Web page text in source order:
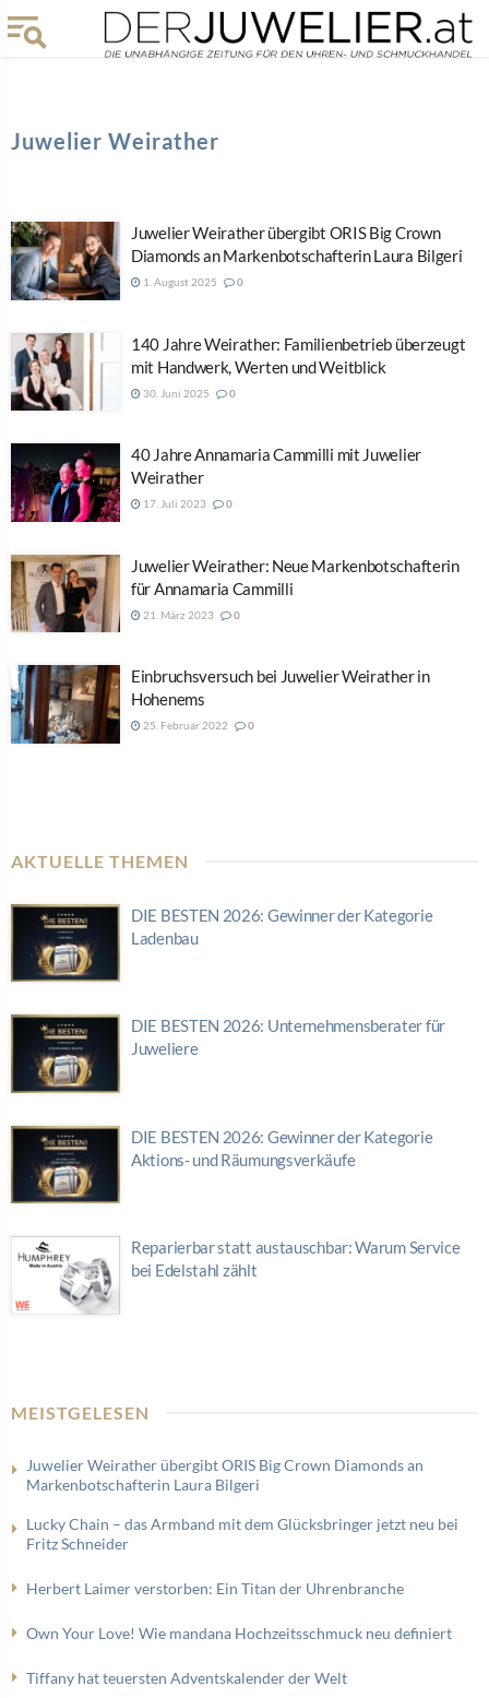
Juwelier Weirather
Juwelier Weirather übergibt ORIS Big Crown
Diamonds an Markenbotschafterin Laura Bilgeri
1. August 2025 0
140 Jahre Weirather: Familienbetrieb überzeugt
mit Handwerk, Werten und Weitblick
30. Juni 2025 0
40 Jahre Annamaria Cammilli mit Juwelier
Weirather
17. Juli 2023 0
Juwelier Weirather: Neue Markenbotschafterin
für Annamaria Cammilli
21. März 2023 0
Einbruchsversuch bei Juwelier Weirather in
Hohenems
25. Februar 2022 0
AKTUELLE THEMEN
DIE BESTEN 2026: Gewinner der Kategorie
Ladenbau
DIE BESTEN 2026: Unternehmensberater für
Juweliere
DIE BESTEN 2026: Gewinner der Kategorie
Aktions- und Räumungsverkäufe
Reparierbar statt austauschbar: Warum Service
bei Edelstahl zählt
MEISTGELESEN
Juwelier Weirather übergibt ORIS Big Crown Diamonds an
Markenbotschafterin Laura Bilgeri
Lucky Chain – das Armband mit dem Glücksbringer jetzt neu bei
Fritz Schneider
Herbert Laimer verstorben: Ein Titan der Uhrenbranche
Own Your Love! Wie mandana Hochzeitsschmuck neu definiert
Tiffany hat teuersten Adventskalender der Welt